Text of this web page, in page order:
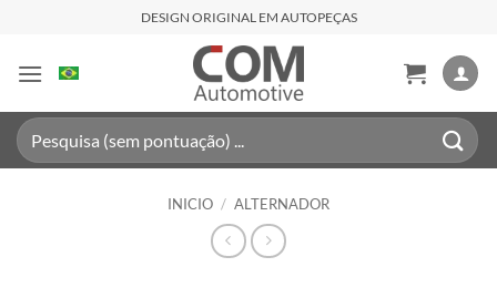
contenido
DESIGN ORIGINAL EM AUTOPEÇAS
Buscar
por:
INICIO / ALTERNADOR